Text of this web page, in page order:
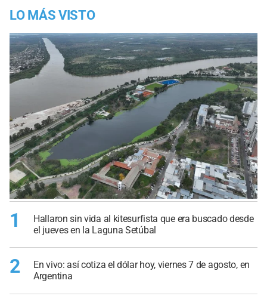
LO MÁS VISTO
1
Hallaron sin vida al kitesurfista que era buscado desde
el jueves en la Laguna Setúbal
2
En vivo: así cotiza el dólar hoy, viernes 7 de agosto, en
Argentina